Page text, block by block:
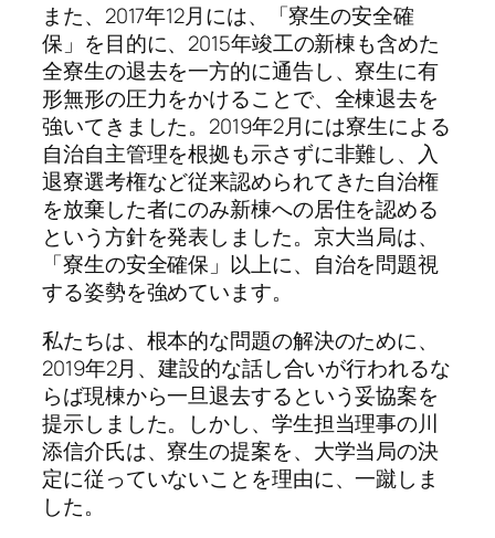
また、2017年12月には、「寮生の安全確
保」を目的に、2015年竣工の新棟も含めた
全寮生の退去を一方的に通告し、寮生に有
形無形の圧力をかけることで、全棟退去を
強いてきました。2019年2月には寮生による
自治自主管理を根拠も示さずに非難し、入
退寮選考権など従来認められてきた自治権
を放棄した者にのみ新棟への居住を認める
という方針を発表しました。京大当局は、
「寮生の安全確保」以上に、自治を問題視
する姿勢を強めています。
私たちは、根本的な問題の解決のために、
2019年2月、建設的な話し合いが行われるな
らば現棟から一旦退去するという妥協案を
提示しました。しかし、学生担当理事の川
添信介氏は、寮生の提案を、大学当局の決
定に従っていないことを理由に、一蹴しま
した。